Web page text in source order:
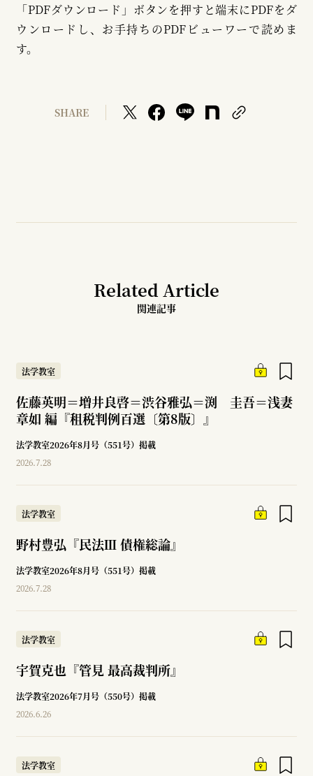
「PDFダウンロード」ボタンを押すと端末にPDFをダ
ウンロードし、お手持ちのPDFビューワーで読めま
す。
SHARE
Related Article
関連記事
法学教室
佐藤英明＝増井良啓＝渋谷雅弘＝渕 圭吾＝浅妻
章如 編『租税判例百選〔第8版〕』
法学教室2026年8月号（551号）掲載
2026.7.28
法学教室
野村豊弘『民法Ⅲ 債権総論』
法学教室2026年8月号（551号）掲載
2026.7.28
法学教室
宇賀克也『管見 最高裁判所』
法学教室2026年7月号（550号）掲載
2026.6.26
法学教室